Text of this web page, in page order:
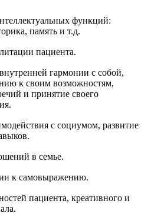
функций:
память и т.д.
пациента.
гармонии с собой,
к своим возможностям,
и принятие своего
с социумом, развитие
в семье.
к самовыражению.
пациента, креативного и